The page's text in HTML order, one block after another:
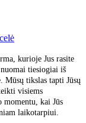
kurioje Jus rasite
tiesiogiai iš
tikslas tapti Jūsų
visiems
momentu, kai Jūs
laikotarpiui.